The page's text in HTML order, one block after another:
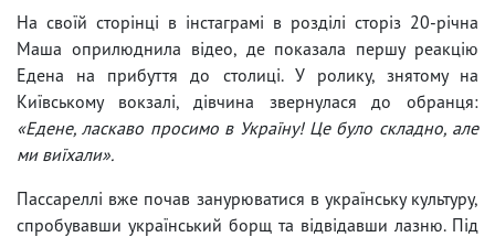
На своїй сторінці в інстаграмі в розділі сторіз 20-річна
Маша оприлюднила відео, де показала першу реакцію
Едена на прибуття до столиці. У ролику, знятому на
Київському вокзалі, дівчина звернулася до обранця:
«Едене, ласкаво просимо в Україну! Це було складно, але
ми виїхали».
Пассареллі вже почав занурюватися в українську культуру,
спробувавши український борщ та відвідавши лазню. Під